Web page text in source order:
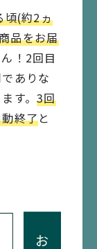
する等の行
は書き込み
は本規約に
社は速やか
約以外に別
KOSÉ
頃(約2ヵ
品をお届
！2回目
ありな
す。3回
終了と